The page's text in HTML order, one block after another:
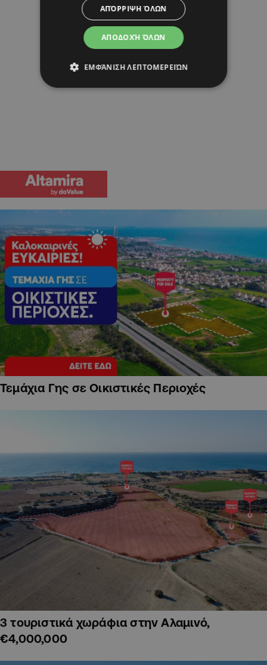
Τεμάχια Γης σε Οικιστικές Περιοχές
3 τουριστικά χωράφια στην Αλαμινό,
€4,000,000
ΑΠΟΔΟΧΉ ΌΛΩΝ
ΑΠΌΡΡΙΨΗ ΌΛΩΝ
ΕΜΦΆΝΙΣΗ ΛΕΠΤΟΜΕΡΕΙΏΝ